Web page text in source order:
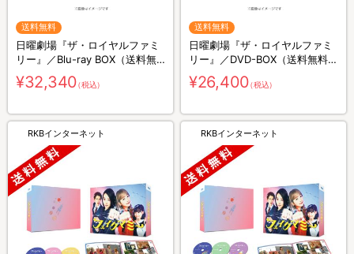
送料無料
日曜劇場『ザ・ロイヤルファミ
リー』／Blu-ray BOX（送料無
料・4枚組）
¥32,340（税込）
送料無料
日曜劇場『ザ・ロイヤルファミ
リー』／DVD-BOX（送料無料・
6枚組）
¥26,400（税込）
RKBインターネット RKBインターネット